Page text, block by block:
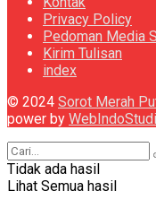
Privacy Policy
Pedoman Media
Kirim Tulisan
index
© 2024 Sorot Merah
power by
Tidak ada hasil
Lihat Semua hasil